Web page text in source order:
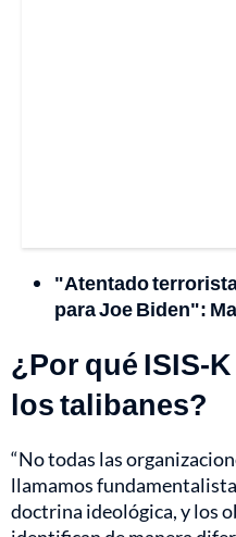
"Atentado
para Joe Biden":
¿Por qué ISIS-
los talibanes?
“No todas las
llamamos
doctrina ideológica, y los